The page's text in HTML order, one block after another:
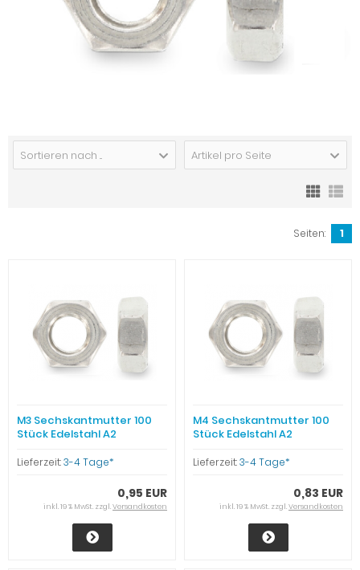
Sortieren nach ... Artikel pro Seite
Seiten: 1
M3 Sechskantmutter 100
Stück Edelstahl A2
Lieferzeit:3-4 Tage*
0,95 EUR
inkl. 19 % MwSt. zzgl.Versandkosten
M4 Sechskantmutter 100
Stück Edelstahl A2
Lieferzeit:3-4 Tage*
0,83 EUR
inkl. 19 % MwSt. zzgl.Versandkosten